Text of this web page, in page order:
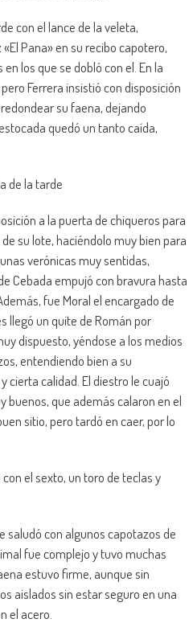
con el lance de la veleta,
Pana» en su recibo capotero,
los que se dobló con el. En la
Ferrera insistió con disposición
su faena, dejando
quedó un tanto caída,
de la tarde
a la puerta de chiqueros para
su lote, haciéndolo muy bien para
verónicas muy sentidas,
Cebada empujó con bravura hasta
fue Moral el encargado de
llegó un quite de Román por
dispuesto, yéndose a los medios
entendiendo bien a su
cierta calidad. El diestro le cuajó
buenos, que además calaron en el
sitio, pero tardó en caer, por lo
el sexto, un toro de teclas y
saludó con algunos capotazos de
fue complejo y tuvo muchas
estuvo firme, aunque sin
aislados sin estar seguro en una
el acero.